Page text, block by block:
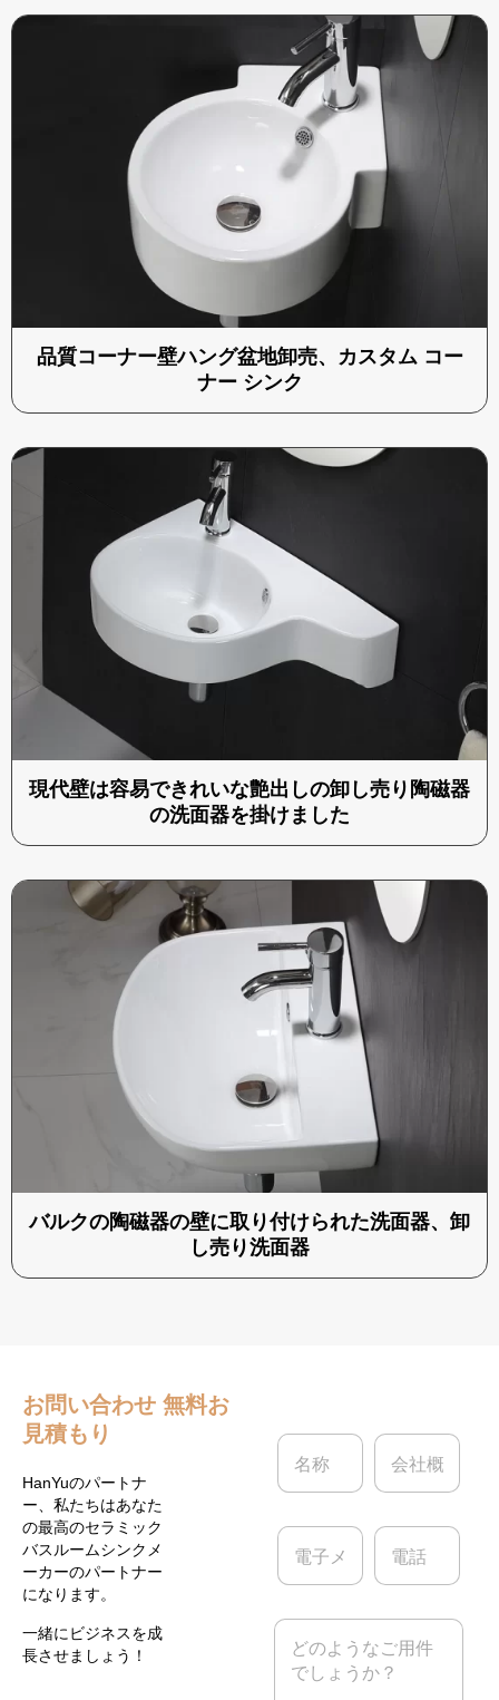
品質コーナー壁ハング盆地卸売、カスタム コー
ナー シンク
現代壁は容易できれいな艶出しの卸し売り陶磁器
の洗面器を掛けました
バルクの陶磁器の壁に取り付けられた洗面器、卸
し売り洗面器
お問い合わせ 無料お
見積もり
HanYuのパートナ
ー、私たちはあなた
の最高のセラミック
バスルームシンクメ
ーカーのパートナー
になります。
一緒にビジネスを成
長させましょう！
名
*
会
概
電
メ
ル
電
メ